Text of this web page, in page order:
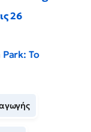
26
Park: Το